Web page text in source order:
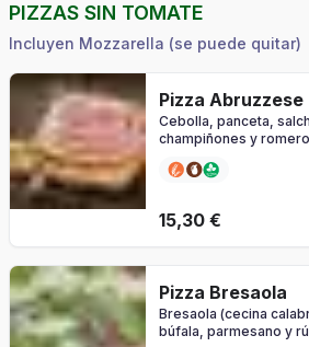
PIZZAS SIN TOMATE
Incluyen Mozzarella (se puede quitar)
Pizza Abruzzese
Cebolla, panceta,
champiñones y romero
15,30 €
Pizza Bresaola
Bresaola (cecina
búfala, parmesano y